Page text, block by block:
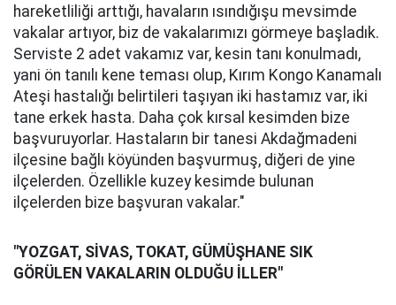
hareketliliği arttığı, havaların ısındığışu mevsimde
vakalar artıyor, biz de vakalarımızı görmeye başladık.
Serviste 2 adet vakamız var, kesin tanı konulmadı,
yani ön tanılı kene teması olup, Kırım Kongo Kanamalı
Ateşi hastalığı belirtileri taşıyan iki hastamız var, iki
tane erkek hasta. Daha çok kırsal kesimden bize
başvuruyorlar. Hastaların bir tanesi Akdağmadeni
ilçesine bağlı köyünden başvurmuş, diğeri de yine
ilçelerden. Özellikle kuzey kesimde bulunan
ilçelerden bize başvuran vakalar."
"YOZGAT, SİVAS, TOKAT, GÜMÜŞHANE SIK
GÖRÜLEN VAKALARIN OLDUĞU İLLER"